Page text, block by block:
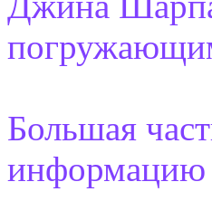
Большая
информацию